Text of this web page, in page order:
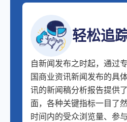
轻松追
自新闻发布之时起，通过
国商业资讯新闻发布的具
讯的新闻稿分析报告提供
面，各种关键指标一目了
时间内的受众浏览量、参